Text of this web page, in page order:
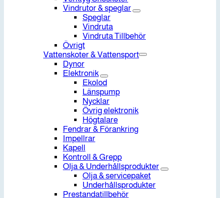
Vindrutor & speglar
Speglar
Vindruta
Vindruta Tillbehör
Övrigt
Vattenskoter & Vattensport
Dynor
Elektronik
Ekolod
Länspump
Nycklar
Övrig elektronik
Högtalare
Fendrar & Förankring
Impellrar
Kapell
Kontroll & Grepp
Olja & Underhållsprodukter
Olja & servicepaket
Underhållsprodukter
Prestandatillbehör